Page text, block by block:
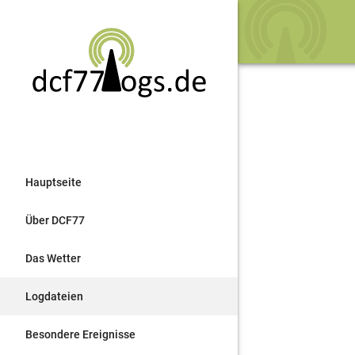
Hauptseite
Über DCF77
Das Wetter
Logdateien
Besondere Ereignisse